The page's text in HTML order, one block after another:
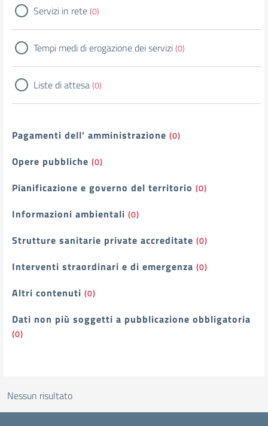
Servizi in rete(0)
Tempi medi di erogazione dei servizi(0)
Liste di attesa(0)
Pagamenti dell' amministrazione (0)
Opere pubbliche (0)
Pianificazione e governo del territorio (0)
Informazioni ambientali (0)
Strutture sanitarie private accreditate (0)
Interventi straordinari e di emergenza (0)
Altri contenuti (0)
Dati non più soggetti a pubblicazione obbligatoria
(0)
Nessun risultato